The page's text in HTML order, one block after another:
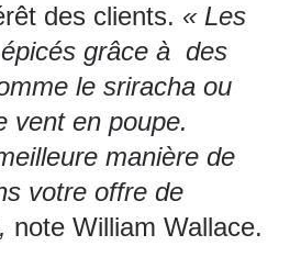
des clients. « Les
grâce à des
le sriracha ou
vent en poupe.
manière de
votre offre de
note William Wallace.